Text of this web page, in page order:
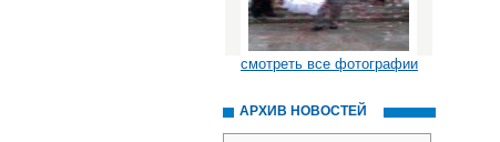
смотреть все фотографии
АРХИВ НОВОСТЕЙ